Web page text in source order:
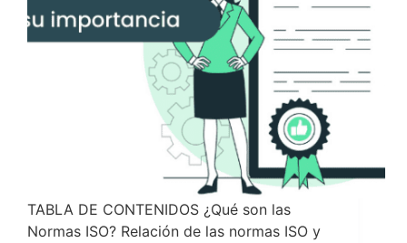
TABLA DE CONTENIDOS ¿Qué son las
Normas ISO? Relación de las normas ISO y